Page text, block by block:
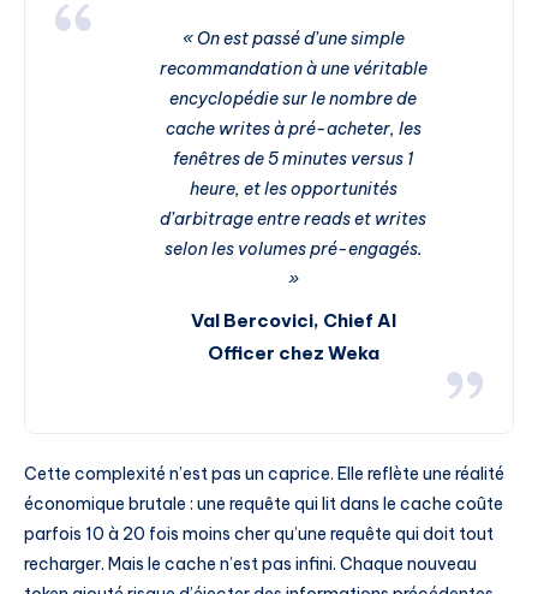
« On est passé d’une simple
recommandation à une véritable
encyclopédie sur le nombre de
cache writes à pré-acheter, les
fenêtres de 5 minutes versus 1
heure, et les opportunités
d’arbitrage entre reads et writes
selon les volumes pré-engagés.
»
Val Bercovici, Chief AI
Officer chez Weka
Cette complexité n’est pas un caprice. Elle reflète une réalité
économique brutale : une requête qui lit dans le cache coûte
parfois 10 à 20 fois moins cher qu’une requête qui doit tout
recharger. Mais le cache n’est pas infini. Chaque nouveau